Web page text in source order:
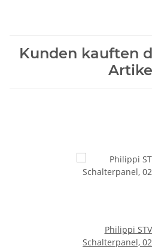
Kunden kauften
Philippi
Schalterpanel,